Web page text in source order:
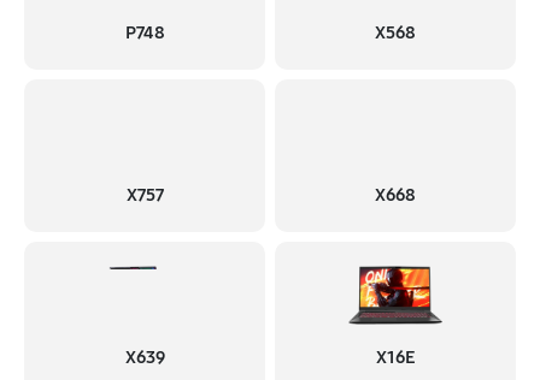
P748 X568
X757 X668
X639 X16E